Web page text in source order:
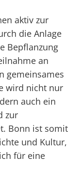
aktiv zur
die Anlage
Bepflanzung
an
gemeinsames
wird nicht nur
auch ein
zur
Bonn ist somit
und Kultur,
für eine